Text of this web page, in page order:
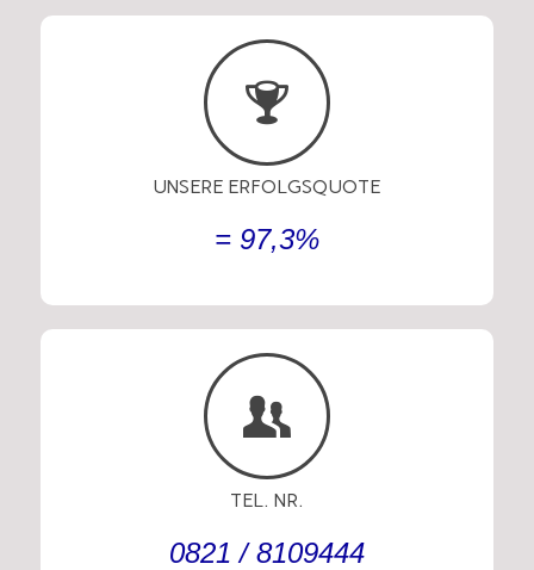
UNSERE ERFOLGSQUOTE
= 97,3%
TEL. NR.
0821 / 8109444